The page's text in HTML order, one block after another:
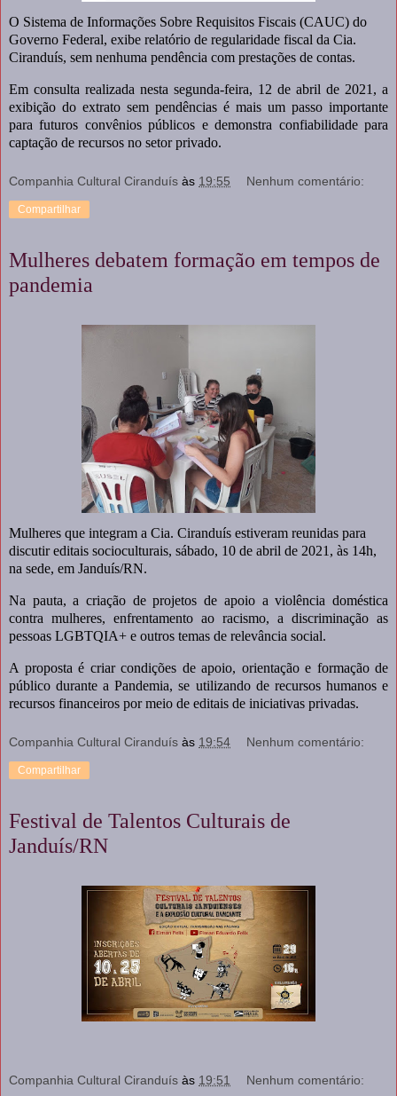
O Sistema de Informações Sobre Requisitos Fiscais (CAUC) do
Governo Federal, exibe relatório de regularidade fiscal da Cia.
Ciranduís, sem nenhuma pendência com prestações de contas.
Em consulta realizada nesta segunda-feira, 12 de abril de 2021, a
exibição do extrato sem pendências é mais um passo importante
para futuros convênios públicos e demonstra confiabilidade para
captação de recursos no setor privado.
Companhia Cultural Ciranduís às 19:55 Nenhum comentário:
Compartilhar
Mulheres debatem formação em tempos de
pandemia
Mulheres que integram a Cia. Ciranduís estiveram reunidas para
discutir editais socioculturais, sábado, 10 de abril de 2021, às 14h,
na sede, em Janduís/RN.
Na pauta, a criação de projetos de apoio a violência doméstica
contra mulheres, enfrentamento ao racismo, a discriminação as
pessoas LGBTQIA+ e outros temas de relevância social.
A proposta é criar condições de apoio, orientação e formação de
público durante a Pandemia, se utilizando de recursos humanos e
recursos financeiros por meio de editais de iniciativas privadas.
Companhia Cultural Ciranduís às 19:54 Nenhum comentário:
Compartilhar
Festival de Talentos Culturais de
Janduís/RN
Companhia Cultural Ciranduís às 19:51 Nenhum comentário: